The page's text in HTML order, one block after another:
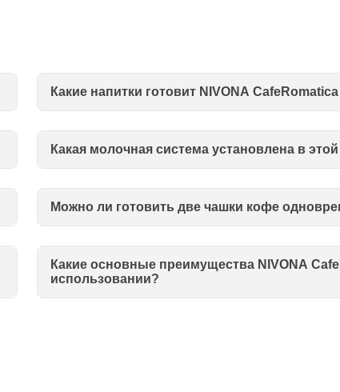
Какие напитки готовит NIVONA
Какая молочная система установлена в
Можно ли готовить две чашки кофе
Какие основные преимущества NIVONA
использовании?